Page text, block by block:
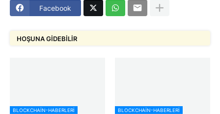
Facebook
HOŞUNA GIDEBILIR
BLOCKCHAIN-HABERLERI BLOCKCHAIN-HABERLERI